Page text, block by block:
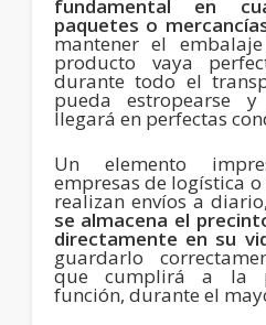
fundamental en
paquetes o
mantener el
producto vaya
durante todo el
pueda estropearse
llegará en perfectas
Un elemento
empresas de logística
realizan envíos a diario,
se almacena el
directamente en su
guardarlo
que cumplirá a la
función, durante el